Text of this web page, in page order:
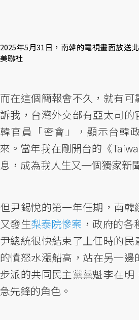
2025年5月31日，南韓的電視畫面放送
美聯社
而在這個簡報會不久，就有可
訴我，台灣外交部有亞太司
韓官員「密會」，顯示台韓
來。當年我在剛開台的《
息，成為我人生又一個獨家新
但尹錫悅的第一年任期，南韓
又發生梨泰院慘案 ，政府的
尹總統很快結束了上任時的民
的憤怒水漲船高，站在另一
步派的共同民主黨黨魁李在明
急先鋒的角色。